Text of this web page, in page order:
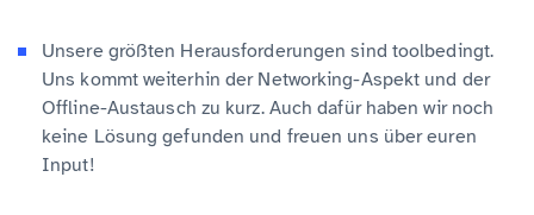
Unsere größten Herausforderungen sind toolbedingt.
Uns kommt weiterhin der Networking-Aspekt und der
Offline-Austausch zu kurz. Auch dafür haben wir noch
keine Lösung gefunden und freuen uns über euren
Input!